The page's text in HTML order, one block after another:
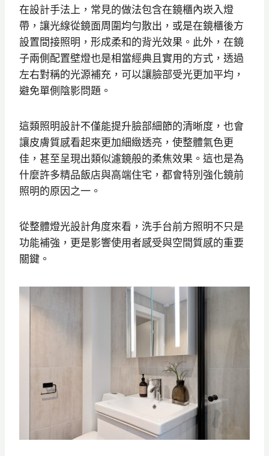
在設計手法上，常見的做法包含在鏡櫃內崁入燈
帶，讓光線從鏡面周圍均勻散出，或是在鏡櫃後方
設置間接照明，形成柔和的背光效果。此外，在鏡
子兩側配置壁燈也是相當經典且實用的方式，透過
左右對稱的光源補充，可以讓臉部受光更加平均，
避免單側陰影問題。
這類照明設計不僅能提升臉部細節的清晰度，也會
讓皮膚質感看起來更加細緻透亮，使整體氣色更
佳，甚至呈現出類似濾鏡般的柔焦效果。這也是為
什麼許多精品飯店與高端住宅，都會特別強化鏡前
照明的原因之一。
從整體燈光設計角度來看，洗手台前方照明不只是
功能補強，更是影響使用者感受與空間質感的重要
關鍵。